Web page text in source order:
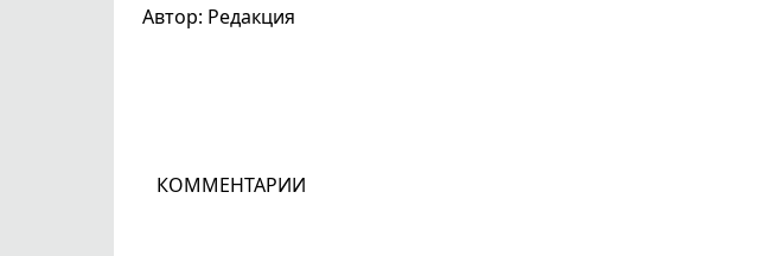
Автор: Редакция
КОММЕНТАРИИ